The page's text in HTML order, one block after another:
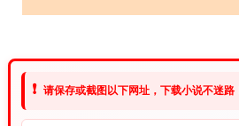
❗ 请保存或截图以下网址，下载小说不迷路